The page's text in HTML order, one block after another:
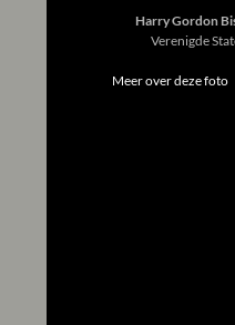
Harry Gordon
Verenigde
Meer over deze foto